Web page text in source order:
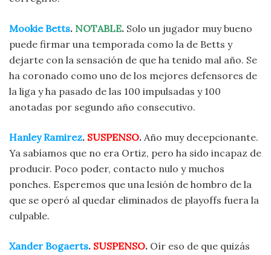
Mookie Betts. NOTABLE. Solo un jugador muy bueno
puede firmar una temporada como la de Betts y
dejarte con la sensación de que ha tenido mal año. Se
ha coronado como uno de los mejores defensores de
la liga y ha pasado de las 100 impulsadas y 100
anotadas por segundo año consecutivo.
Hanley Ramirez. SUSPENSO. Año muy decepcionante.
Ya sabíamos que no era Ortiz, pero ha sido incapaz de
producir. Poco poder, contacto nulo y muchos
ponches. Esperemos que una lesión de hombro de la
que se operó al quedar eliminados de playoffs fuera la
culpable.
Xander Bogaerts. SUSPENSO. Oír eso de que quizás